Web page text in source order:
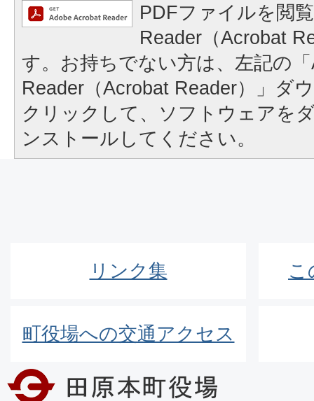
PDFファイルを閲
Reader（Acrobat
す。お持ちでない方は、左記の
Reader（Acrobat Reader）」ダ
クリックして、ソフトウェアを
ンストールしてください。
リンク集 こ
町役場への交通アクセス